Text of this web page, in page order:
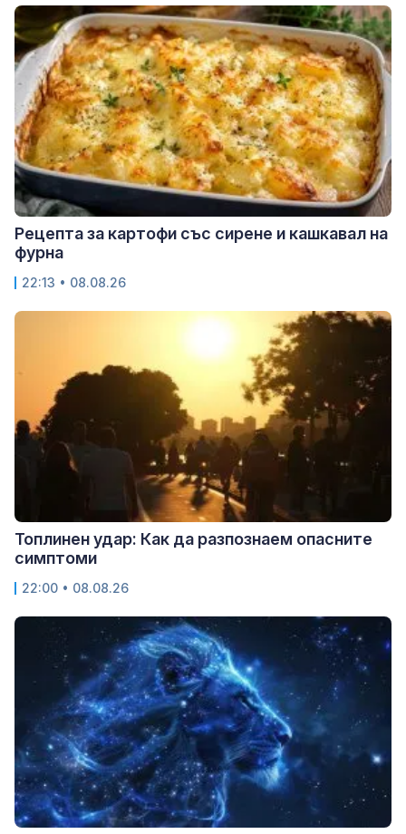
Рецепта за картофи със сирене и кашкавал на
фурна
22:13 • 08.08.26
Топлинен удар: Как да разпознаем опасните
симптоми
22:00 • 08.08.26